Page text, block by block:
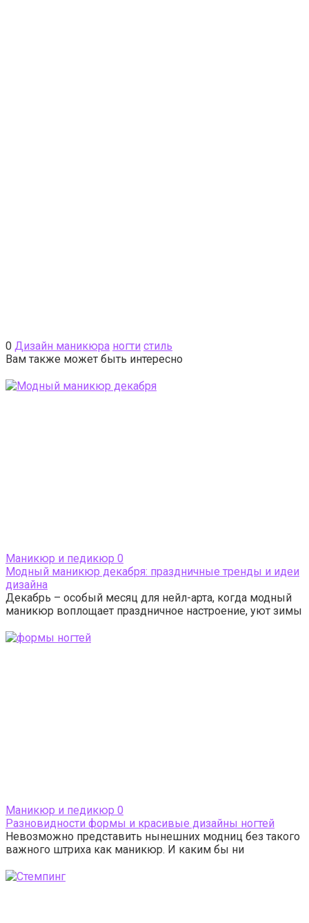
0 Дизайн маникюра ногти стиль
Вам также может быть интересно
Маникюр и педикюр 0
Модный маникюр декабря: праздничные тренды и идеи
дизайна
Декабрь – особый месяц для нейл-арта, когда модный
маникюр воплощает праздничное настроение, уют зимы
Маникюр и педикюр 0
Разновидности формы и красивые дизайны ногтей
Невозможно представить нынешних модниц без такого
важного штриха как маникюр. И каким бы ни